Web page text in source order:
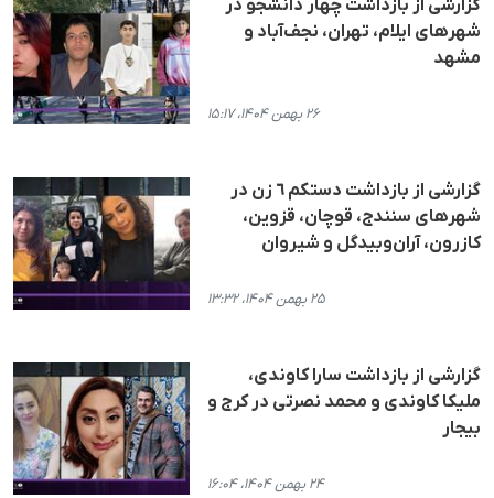
گزارشی از بازداشت چهار دانشجو در
شهرهای ایلام، تهران، نجف‌آباد و
مشهد
۲۶ بهمن ۱۴۰۴، ۱۵:۱۷
گزارشی از بازداشت دستکم ٦ زن در
شهرهای سنندج، قوچان، قزوین،
کازرون، آران‌وبیدگل و شیروان
۲۵ بهمن ۱۴۰۴، ۱۳:۳۲
گزارشی از بازداشت سارا کاوندی،
ملیکا کاوندی و محمد نصرتی در کرج و
بیجار
۲۴ بهمن ۱۴۰۴، ۱۶:۰۴